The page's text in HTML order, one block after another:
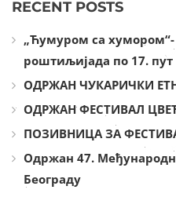
RECENT POSTS
„Ћумуром са
роштиљијада по 17.
ОДРЖАН ЧУКАРИЧКИ
ОДРЖАН ФЕСТИВАЛ
ПОЗИВНИЦА ЗА
Одржан 47.
Београду